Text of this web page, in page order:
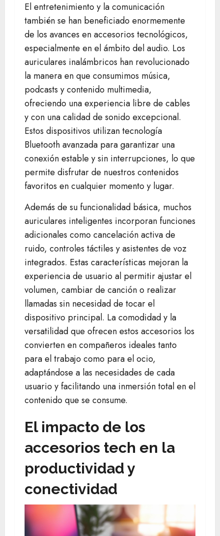
El entretenimiento y la comunicación
también se han beneficiado enormemente
de los avances en accesorios tecnológicos,
especialmente en el ámbito del audio. Los
auriculares inalámbricos han revolucionado
la manera en que consumimos música,
podcasts y contenido multimedia,
ofreciendo una experiencia libre de cables
y con una calidad de sonido excepcional.
Estos dispositivos utilizan tecnología
Bluetooth avanzada para garantizar una
conexión estable y sin interrupciones, lo que
permite disfrutar de nuestros contenidos
favoritos en cualquier momento y lugar.
Además de su funcionalidad básica, muchos
auriculares inteligentes incorporan funciones
adicionales como cancelación activa de
ruido, controles táctiles y asistentes de voz
integrados. Estas características mejoran la
experiencia de usuario al permitir ajustar el
volumen, cambiar de canción o realizar
llamadas sin necesidad de tocar el
dispositivo principal. La comodidad y la
versatilidad que ofrecen estos accesorios los
convierten en compañeros ideales tanto
para el trabajo como para el ocio,
adaptándose a las necesidades de cada
usuario y facilitando una inmersión total en el
contenido que se consume.
El impacto de los
accesorios tech en la
productividad y
conectividad